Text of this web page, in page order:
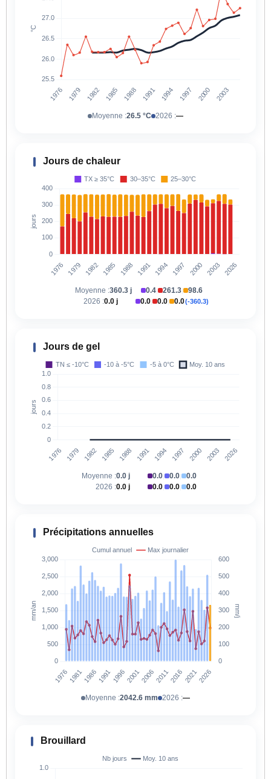
Moyenne :26.5 °C 2026 :—
Jours de chaleur
Moyenne :360.3 j 0.4 261.3
98.6
2026 :0.0 j 0.0| 0.0| 0.0(-360.3)
Jours de gel
Moyenne :0.0 j 0.0| 0.0|
0.0
2026 :0.0 j 0.0| 0.0| 0.0
Précipitations annuelles
Moyenne :2042.6 mm 2026 :—
Brouillard